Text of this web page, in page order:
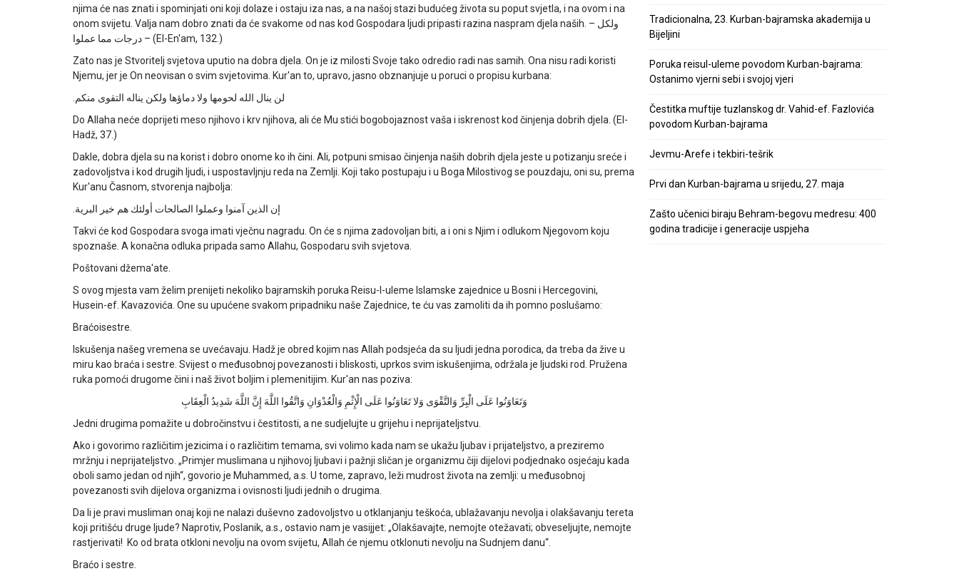
njima će nas znati i spominjati oni koji dolaze i ostaju iza nas, a na našoj stazi budućeg života su poput svjetla, i na ovom i na
onom svijetu. Valja nam dobro znati da će svakome od nas kod Gospodara ljudi pripasti razina naspram djela naših. – ولكل
درجات مما عملوا – (El-En'am, 132.)
Zato nas je Stvoritelj svjetova uputio na dobra djela. On je iz milosti Svoje tako odredio radi nas samih. Ona nisu radi koristi
Njemu, jer je On neovisan o svim svjetovima. Kur'an to, upravo, jasno obznanjuje u poruci o propisu kurbana:
لن ينال الله لحومها ولا دماؤها ولكن يناله التقوى منكم
Do Allaha neće doprijeti meso njihovo i krv njihova, ali će Mu stići bogobojaznost vaša i iskrenost kod činjenja dobrih djela. (El-
Hadž, 37.)
Dakle, dobra djela su na korist i dobro onome ko ih čini. Ali, potpuni smisao činjenja naših dobrih djela jeste u potizanju sreće i
zadovoljstva i kod drugih ljudi, i uspostavljnju reda na Zemlji. Koji tako postupaju i u Boga Milostivog se pouzdaju, oni su, prema
Kur'anu Časnom, stvorenja najbolja:
إن الذين آمنوا وعملوا الصالحات أولئك هم خير البرية
Takvi će kod Gospodara svoga imati vječnu nagradu. On će s njima zadovoljan biti, a i oni s Njim i odlukom Njegovom koju
spoznaše. A konačna odluka pripada samo Allahu, Gospodaru svih svjetova.
Poštovani džema'ate.
S ovog mjesta vam želim prenijeti nekoliko bajramskih poruka Reisu-l-uleme Islamske zajednice u Bosni i Hercegovini,
Husein-ef. Kavazovića. One su upućene svakom pripadniku naše Zajednice, te ću vas zamoliti da ih pomno poslušamo:
Braćoisestre.
Iskušenja našeg vremena se uvećavaju. Hadž je obred kojim nas Allah podsjeća da su ljudi jedna porodica, da treba da žive u
miru kao braća i sestre. Svijest o međusobnoj povezanosti i bliskosti, uprkos svim iskušenjima, održala je ljudski rod. Pružena
ruka pomoći drugome čini i naš život boljim i plemenitijim. Kur'an nas poziva:
وَتَعَاوَنُوا عَلَى الْبِرِّ وَالتَّقْوَى وَلا تَعَاوَنُوا عَلَى الْإِثْمِ وَالْعُدْوَانِ وَاتَّقُوا اللَّهَ إِنَّ اللَّهَ شَدِيدُ الْعِقَابِ
Jedni drugima pomažite u dobročinstvu i čestitosti, a ne sudjelujte u grijehu i neprijateljstvu.
Ako i govorimo različitim jezicima i o različitim temama, svi volimo kada nam se ukažu ljubav i prijateljstvo, a preziremo
mržnju i neprijateljstvo. „Primjer muslimana u njihovoj ljubavi i pažnji sličan je organizmu čiji dijelovi podjednako osjećaju kada
oboli samo jedan od njih“, govorio je Muhammed, a.s. U tome, zapravo, leži mudrost života na zemlji: u međusobnoj
povezanosti svih dijelova organizma i ovisnosti ljudi jednih o drugima.
Da li je pravi musliman onaj koji ne nalazi duševno zadovoljstvo u otklanjanju teškoća, ublažavanju nevolja i olakšavanju tereta
koji pritišću druge ljude? Naprotiv, Poslanik, a.s., ostavio nam je vasijjet: „Olakšavajte, nemojte otežavati; obveseljujte, nemojte
rastjerivati! Ko od brata otkloni nevolju na ovom svijetu, Allah će njemu otklonuti nevolju na Sudnjem danu“.
Braćo i sestre.
Tradicionalna, 23. Kurban-bajramska akademija u
Bijeljini
Poruka reisul-uleme povodom Kurban-bajrama:
Ostanimo vjerni sebi i svojoj vjeri
Čestitka muftije tuzlanskog dr. Vahid-ef. Fazlovića
povodom Kurban-bajrama
Jevmu-Arefe i tekbiri-tešrik
Prvi dan Kurban-bajrama u srijedu, 27. maja
Zašto učenici biraju Behram-begovu medresu: 400
godina tradicije i generacije uspjeha